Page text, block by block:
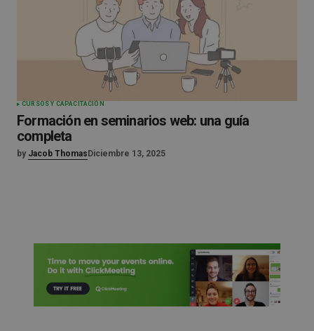
CURSOS Y CAPACITACIÓN
Formación en seminarios web: una guía
completa
by Jacob Thomas Diciembre 13, 2025